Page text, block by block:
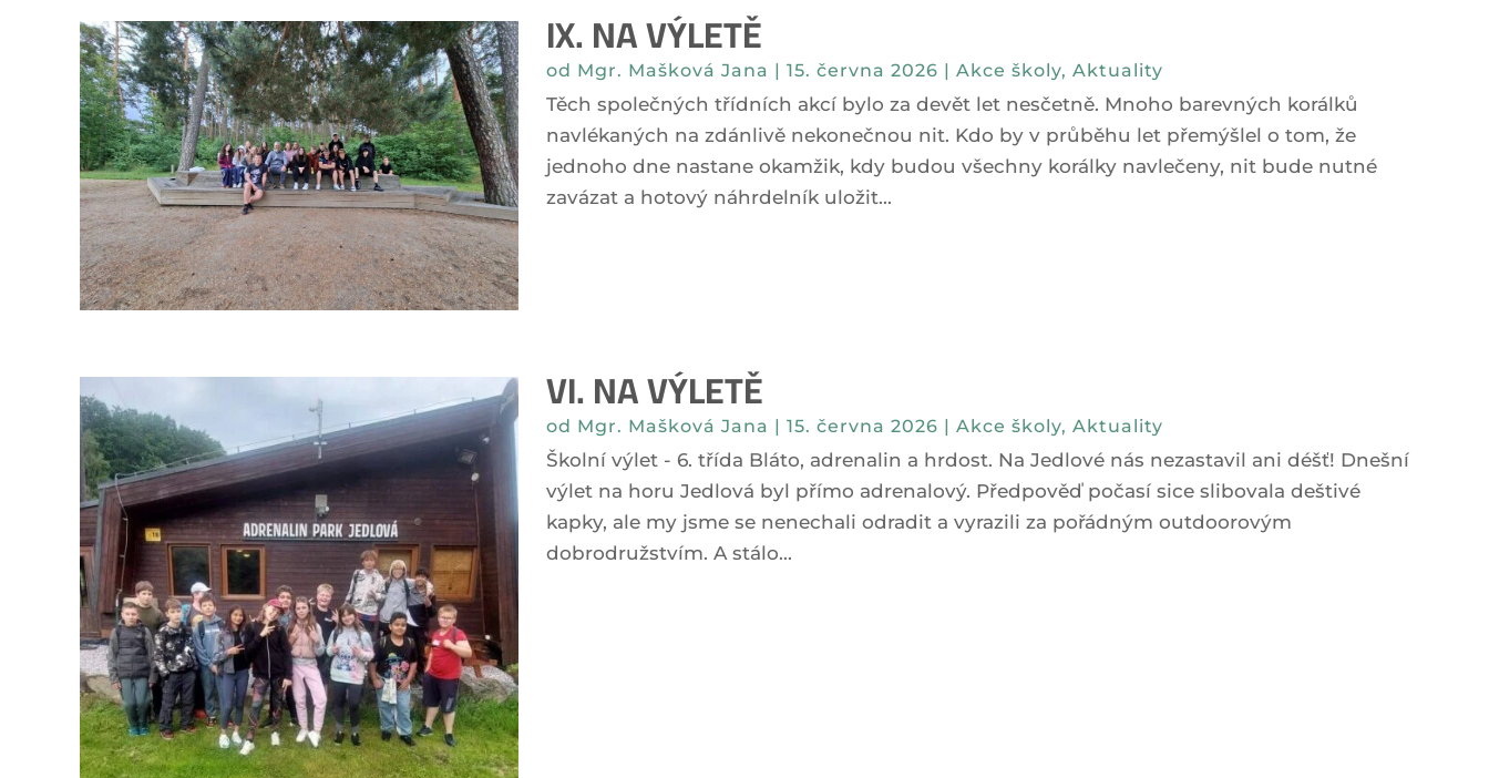
IX. NA VÝLETĚ
od Mgr. Mašková Jana 15. června 2026 Akce školy, Aktuality
Těch společných třídních akcí bylo za devět let nesčetně. Mnoho barevných korálků
navlékaných na zdánlivě nekonečnou nit. Kdo by v průběhu let přemýšlel o tom, že
jednoho dne nastane okamžik, kdy budou všechny korálky navlečeny, nit bude nutné
zavázat a hotový náhrdelník uložit...
VI. NA VÝLETĚ
od Mgr. Mašková Jana 15. června 2026 Akce školy, Aktuality
Školní výlet - 6. třída Bláto, adrenalin a hrdost. Na Jedlové nás nezastavil ani déšť! Dnešní
výlet na horu Jedlová byl přímo adrenalový. Předpověď počasí sice slibovala deštivé
kapky, ale my jsme se nenechali odradit a vyrazili za pořádným outdoorovým
dobrodružstvím. A stálo...